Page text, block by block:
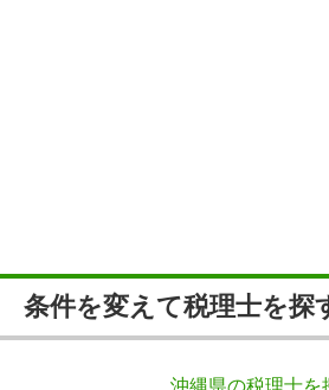
条件を変えて税理士を探
沖縄県の税理士を